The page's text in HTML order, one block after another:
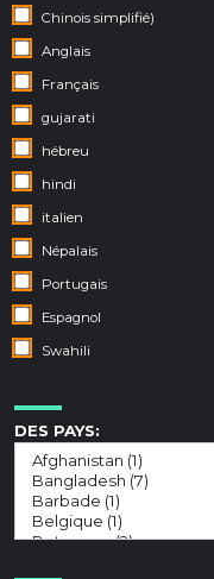
Chinois simplifié)
Anglais
Français
gujarati
hébreu
hindi
italien
Népalais
Portugais
Espagnol
Swahili
DES PAYS: